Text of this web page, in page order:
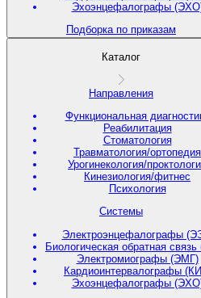
Эхоэнцефалографы
Подборка по приказам
Каталог
Направления
Функциональная
Реабилитация
Стоматология
Травматология/ортопедия
Урогинекология/
Кинезиология/фитнес
Психология
Системы
Электроэнцефалографы
Биологическая обратная
Электромиографы (ЭМГ)
Кардиоинтервалографы
Эхоэнцефалографы